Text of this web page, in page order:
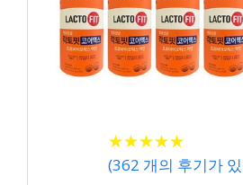
★★★★★
★★★★★
(362 개의 후기가